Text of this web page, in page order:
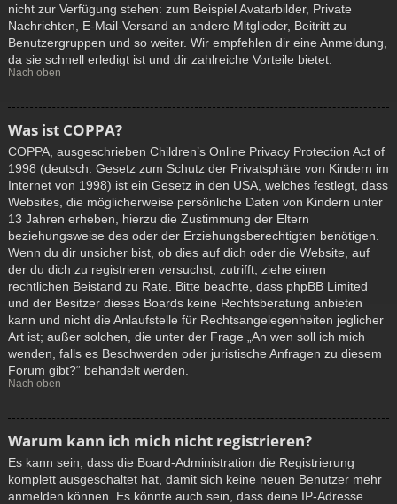
nicht zur Verfügung stehen: zum Beispiel Avatarbilder, Private
Nachrichten, E-Mail-Versand an andere Mitglieder, Beitritt zu
Benutzergruppen und so weiter. Wir empfehlen dir eine Anmeldung,
da sie schnell erledigt ist und dir zahlreiche Vorteile bietet.
Nach oben
Was ist COPPA?
COPPA, ausgeschrieben Children’s Online Privacy Protection Act of
1998 (deutsch: Gesetz zum Schutz der Privatsphäre von Kindern im
Internet von 1998) ist ein Gesetz in den USA, welches festlegt, dass
Websites, die möglicherweise persönliche Daten von Kindern unter
13 Jahren erheben, hierzu die Zustimmung der Eltern
beziehungsweise des oder der Erziehungsberechtigten benötigen.
Wenn du dir unsicher bist, ob dies auf dich oder die Website, auf
der du dich zu registrieren versuchst, zutrifft, ziehe einen
rechtlichen Beistand zu Rate. Bitte beachte, dass phpBB Limited
und der Besitzer dieses Boards keine Rechtsberatung anbieten
kann und nicht die Anlaufstelle für Rechtsangelegenheiten jeglicher
Art ist; außer solchen, die unter der Frage „An wen soll ich mich
wenden, falls es Beschwerden oder juristische Anfragen zu diesem
Forum gibt?“ behandelt werden.
Nach oben
Warum kann ich mich nicht registrieren?
Es kann sein, dass die Board-Administration die Registrierung
komplett ausgeschaltet hat, damit sich keine neuen Benutzer mehr
anmelden können. Es könnte auch sein, dass deine IP-Adresse